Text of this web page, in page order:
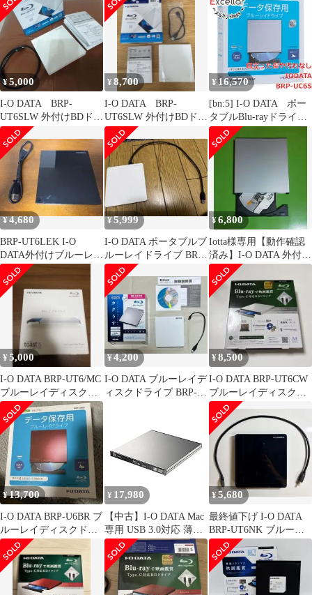
レイディスクドライブ
BRP-UT6LEK
¥5,000
I-O DATA BRP-
UT6SLW 外付けBDドラ
イブ
¥8,700
I-O DATA BRP-
UT6SLW 外付けBDドラ
イブ パールホワイト
¥ 16,570
[bn:5] I-O DATA ポー
タブルBlu-rayドライ
ブ BRP-UC6S シル
バー 美品 元箱あり
¥4,680
BRP-UT6LEK I-O
DATA外付けブルーレイ
ドライブ
¥5,999
I-O DATA ポータブルブ
ルーレイドライブ BRP-
UT6NW
¥6,800
Iotta様専用【動作確認
済み】I-O DATA 外付け
blu-rayドライブ
¥5,000
I-O DATA BRP-UT6/MC
ブルーレイディスクド
ライブ Mac用
¥4,200
I-O DATA ブルーレイデ
ィスクドライブ BRP-
¥8,500
I-O DATA BRP-UT6CW
ブルーレイディスクド
ライブ 本体
¥13,700
I-O DATA BRP-U6BR ブ
ルーレイディスクドラ
イブ 新品未開封
¥ 17,980
【中古】I-O DATA Mac
専用 USB 3.0対応 薄型
ポータブルブルーレイ
ドライブ BRP-UT6/M
¥5,680
最終値下げ I-O DATA
BRP-UT6NK ブルーレ
イドライブ